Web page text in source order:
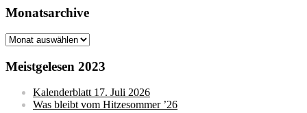
Monatsarchive
Monatsarchive
Meistgelesen 2023
Kalenderblatt 17. Juli 2026
Was bleibt vom Hitzesommer ’26